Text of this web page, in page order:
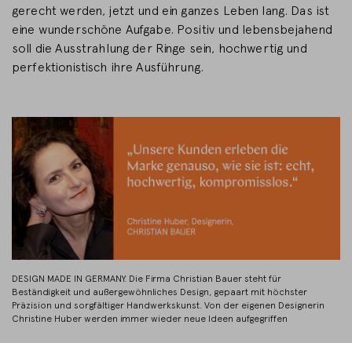
gerecht werden, jetzt und ein ganzes Leben lang. Das ist
eine wunderschöne Aufgabe. Positiv und lebensbejahend
soll die Ausstrahlung der Ringe sein, hochwertig und
perfektionistisch ihre Ausführung.
DESIGN MADE IN GERMANY. Die Firma Christian Bauer steht für
Beständigkeit und außergewöhnliches Design, gepaart mit höchster
Präzision und sorgfältiger Handwerkskunst. Von der eigenen Designerin
Christine Huber werden immer wieder neue Ideen aufgegriffen